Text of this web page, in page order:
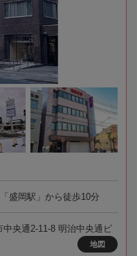
盛岡駅」から徒歩10分
央通2-11-8 明治中央通ビ
地図